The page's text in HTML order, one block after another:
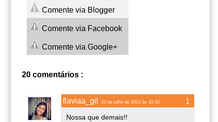
Comente via Blogger
Comente via Facebook
Comente via Google+
20 comentários :
flaviaa_gil 20 de julho de 2012 às 10:45
Nossa que demais!!